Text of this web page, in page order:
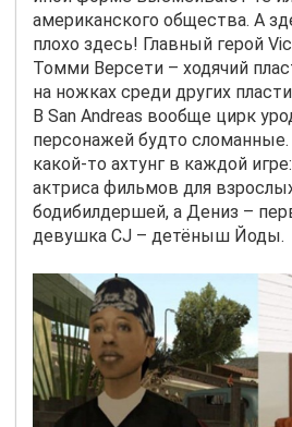
американского общества. А
плохо здесь! Главный герой
Томми Версети – ходячий
на ножках среди других
В San Andreas вообще цирк
персонажей будто
какой-то ахтунг в каждой
актриса фильмов для
бодибилдершей, а Дениз –
девушка CJ – детёныш Йоды.